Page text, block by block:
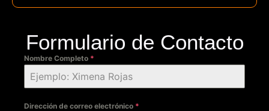
Formulario de Contacto
Nombre Completo *
Dirección de correo electrónico *